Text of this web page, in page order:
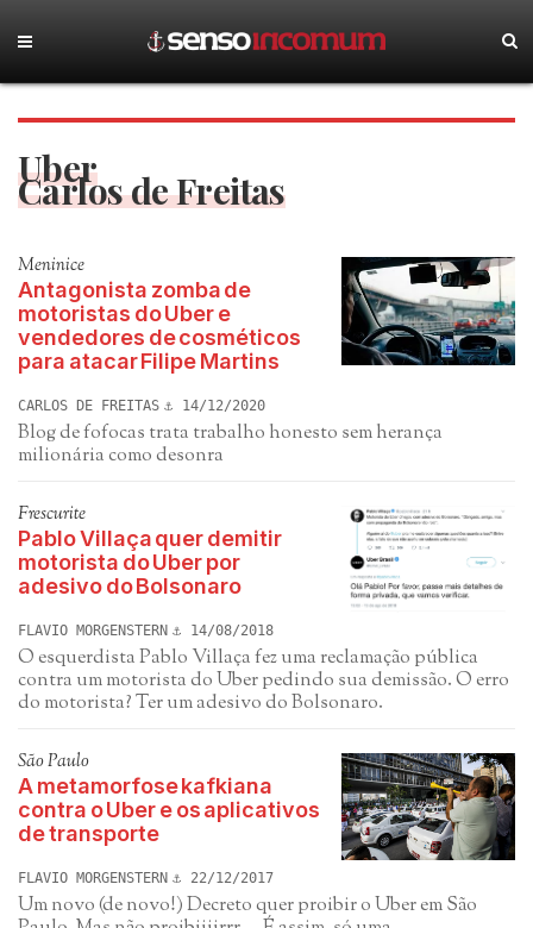
Uber
Carlos de Freitas
Meninice
Antagonista zomba de
motoristas do Uber e
vendedores de cosméticos
para atacar Filipe Martins
CARLOS DE FREITAS 14/12/2020
Blog de fofocas trata trabalho honesto sem herança
milionária como desonra
Frescurite
Pablo Villaça quer demitir
motorista do Uber por
adesivo do Bolsonaro
FLAVIO MORGENSTERN 14/08/2018
O esquerdista Pablo Villaça fez uma reclamação pública
contra um motorista do Uber pedindo sua demissão. O erro
do motorista? Ter um adesivo do Bolsonaro.
São Paulo
A metamorfose kafkiana
contra o Uber e os aplicativos
de transporte
FLAVIO MORGENSTERN 22/12/2017
Um novo (de novo!) Decreto quer proibir o Uber em São